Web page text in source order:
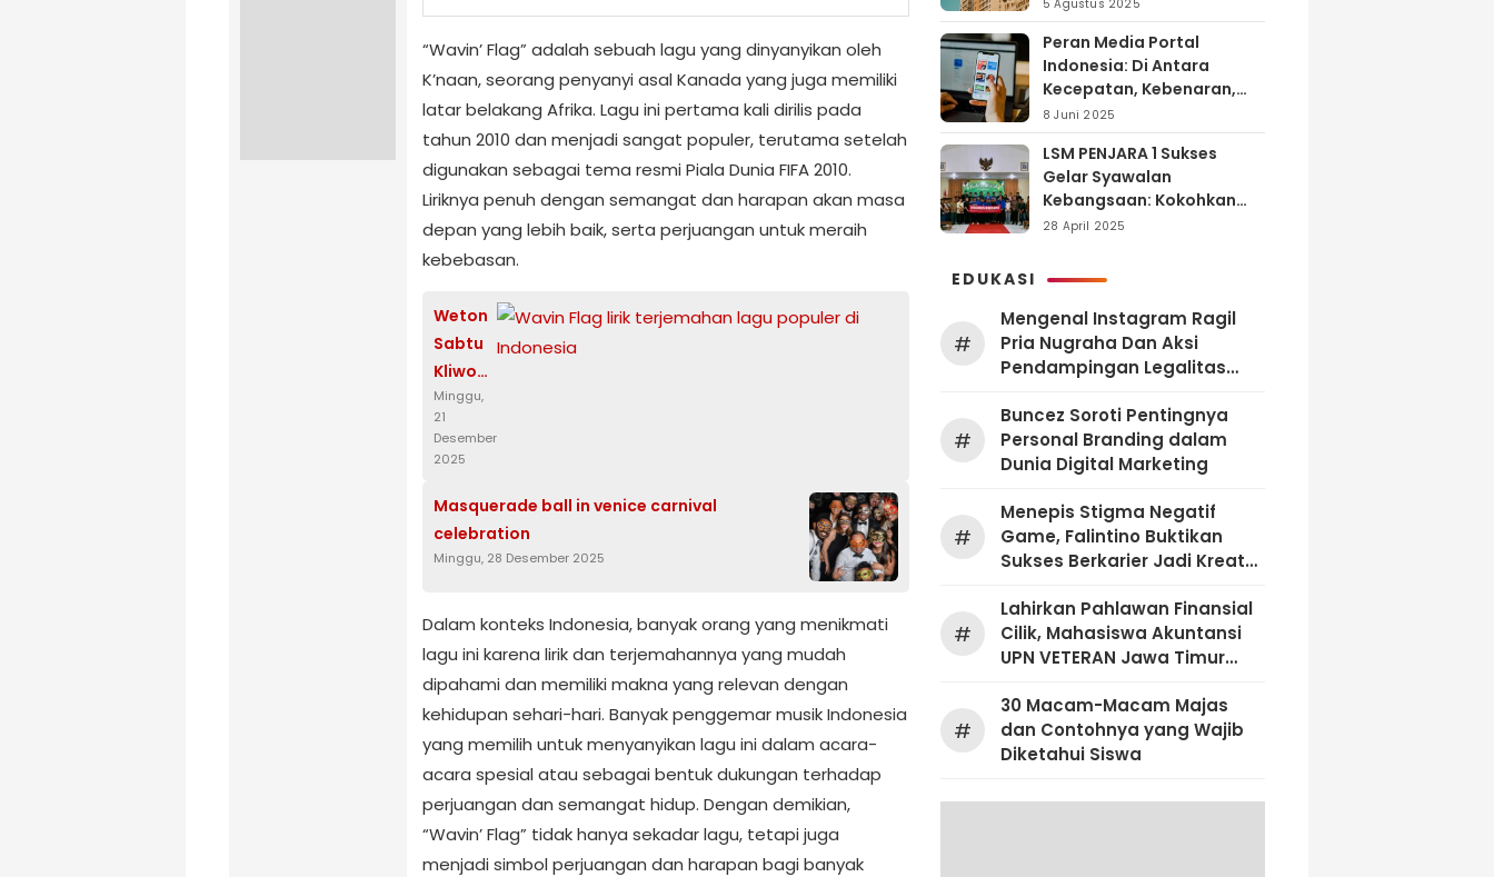
“Wavin’ Flag” adalah sebuah lagu yang dinyanyikan oleh
K’naan, seorang penyanyi asal Kanada yang juga memiliki
latar belakang Afrika. Lagu ini pertama kali dirilis pada
tahun 2010 dan menjadi sangat populer, terutama setelah
digunakan sebagai tema resmi Piala Dunia FIFA 2010.
Liriknya penuh dengan semangat dan harapan akan masa
depan yang lebih baik, serta perjuangan untuk meraih
kebebasan.
Weton
Sabtu
Kliwon
dalam
budaya
Jawa
Minggu,
21
Desember
2025
Masquerade ball in venice carnival
celebration
Minggu, 28 Desember 2025
Dalam konteks Indonesia, banyak orang yang menikmati
lagu ini karena lirik dan terjemahannya yang mudah
dipahami dan memiliki makna yang relevan dengan
kehidupan sehari-hari. Banyak penggemar musik Indonesia
yang memilih untuk menyanyikan lagu ini dalam acara-
acara spesial atau sebagai bentuk dukungan terhadap
perjuangan dan semangat hidup. Dengan demikian,
“Wavin’ Flag” tidak hanya sekadar lagu, tetapi juga
menjadi simbol perjuangan dan harapan bagi banyak
5 Agustus 2025
Peran Media Portal
Indonesia: Di Antara
Kecepatan, Kebenaran,
dan Tanggung Jawab
8 Juni 2025
LSM PENJARA 1 Sukses
Gelar Syawalan
Kebangsaan: Kokohkan
Tekad Melawan Korupsi
28 April 2025
EDUKASI
#
Mengenal Instagram Ragil
Pria Nugraha Dan Aksi
Pendampingan Legalitas
#
‎Buncez Soroti Pentingnya
Personal Branding dalam
Dunia Digital Marketing
#
Menepis Stigma Negatif
Game, Falintino Buktikan
Sukses Berkarier Jadi Kreator
#
Lahirkan Pahlawan Finansial
Cilik, Mahasiswa Akuntansi
UPN VETERAN Jawa Timur
Dengan Literasi Keuangan
Sejak Dini
#
30 Macam-Macam Majas
dan Contohnya yang Wajib
Diketahui Siswa